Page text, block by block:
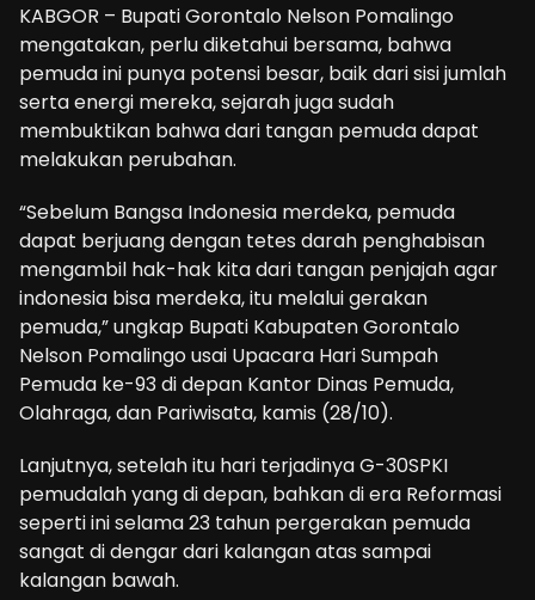
KABGOR – Bupati Gorontalo Nelson Pomalingo
mengatakan, perlu diketahui bersama, bahwa
pemuda ini punya potensi besar, baik dari sisi jumlah
serta energi mereka, sejarah juga sudah
membuktikan bahwa dari tangan pemuda dapat
melakukan perubahan.
“Sebelum Bangsa Indonesia merdeka, pemuda
dapat berjuang dengan tetes darah penghabisan
mengambil hak-hak kita dari tangan penjajah agar
indonesia bisa merdeka, itu melalui gerakan
pemuda,” ungkap Bupati Kabupaten Gorontalo
Nelson Pomalingo usai Upacara Hari Sumpah
Pemuda ke-93 di depan Kantor Dinas Pemuda,
Olahraga, dan Pariwisata, kamis (28/10).
Lanjutnya, setelah itu hari terjadinya G-30SPKI
pemudalah yang di depan, bahkan di era Reformasi
seperti ini selama 23 tahun pergerakan pemuda
sangat di dengar dari kalangan atas sampai
kalangan bawah.